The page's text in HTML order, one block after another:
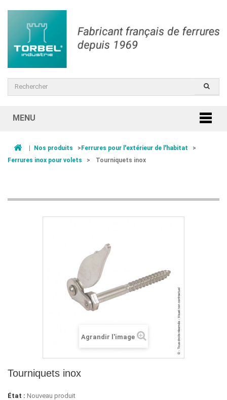
MENU
| Nos produits >Ferrures pour l'extérieur de l'habitat
>
Ferrures inox pour volets
> Tourniquets inox
Agrandir l'image
Tourniquets inox
État : Nouveau produit